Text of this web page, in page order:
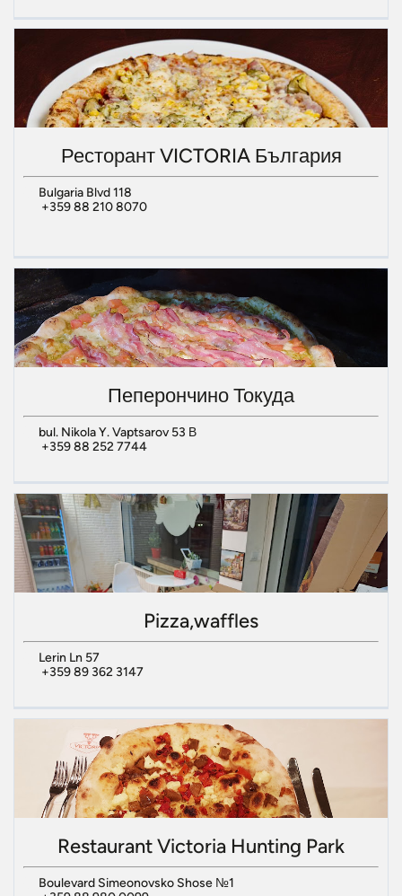
Ресторант VICTORIA България
Bulgaria Blvd 118
+359 88 210 8070
Пеперончино Токуда
bul. Nikola Y. Vaptsarov 53 В
+359 88 252 7744
Pizza,waffles
Lerin Ln 57
+359 89 362 3147
Restaurant Victoria Hunting Park
Boulevard Simeonovsko Shose №1